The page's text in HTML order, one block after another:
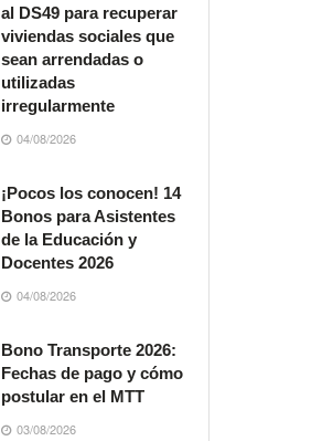
al DS49 para recuperar
viviendas sociales que
sean arrendadas o
utilizadas
irregularmente
04/08/2026
¡Pocos los conocen! 14
Bonos para Asistentes
de la Educación y
Docentes 2026
04/08/2026
Bono Transporte 2026:
Fechas de pago y cómo
postular en el MTT
03/08/2026